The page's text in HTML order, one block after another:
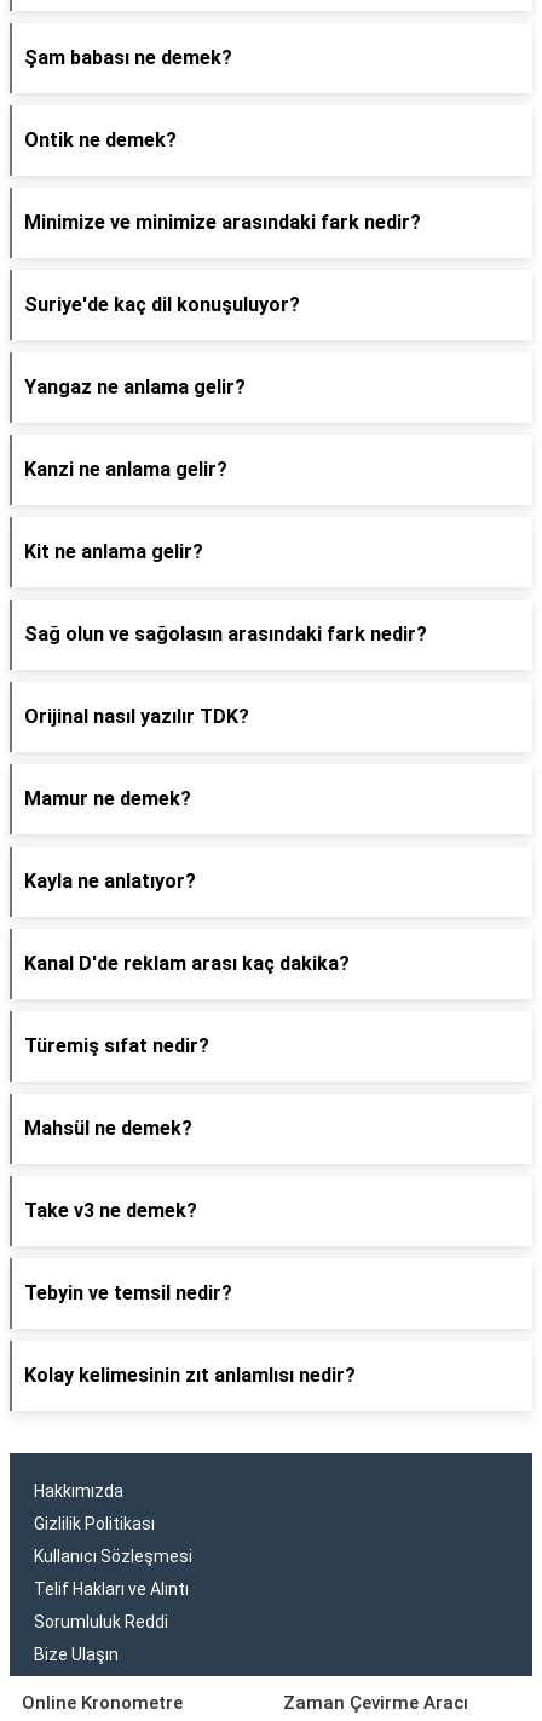
Şam babası ne demek?
Ontik ne demek?
Minimize ve minimize arasındaki fark nedir?
Suriye'de kaç dil konuşuluyor?
Yangaz ne anlama gelir?
Kanzi ne anlama gelir?
Kit ne anlama gelir?
Sağ olun ve sağolasın arasındaki fark nedir?
Orijinal nasıl yazılır TDK?
Mamur ne demek?
Kayla ne anlatıyor?
Kanal D'de reklam arası kaç dakika?
Türemiş sıfat nedir?
Mahsül ne demek?
Take v3 ne demek?
Tebyin ve temsil nedir?
Kolay kelimesinin zıt anlamlısı nedir?
Hakkımızda
Gizlilik Politikası
Kullanıcı Sözleşmesi
Telif Hakları ve Alıntı
Sorumluluk Reddi
Bize Ulaşın
Online Kronometre
Zaman Çevirme Aracı